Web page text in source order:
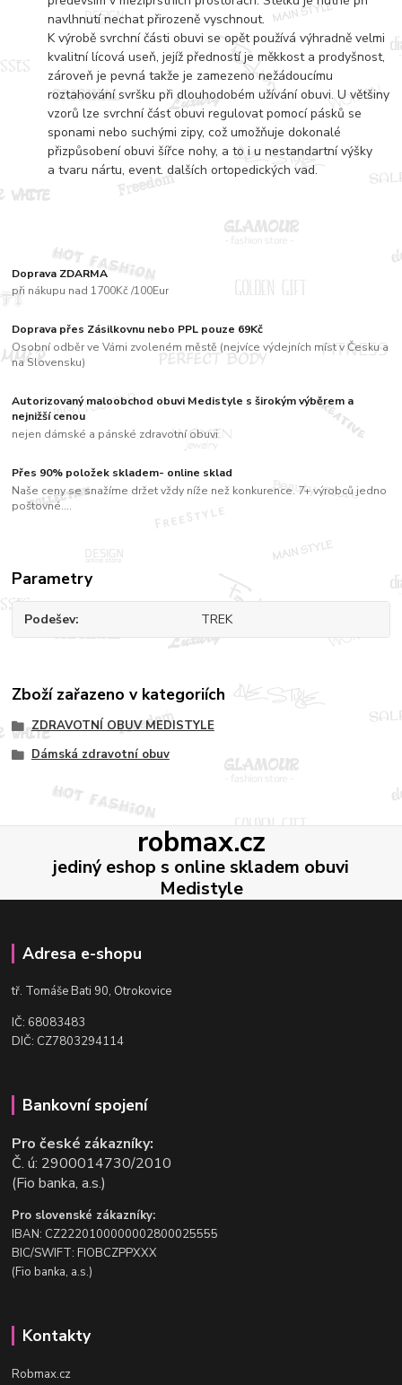
Doprava ZDARMA
při nákupu nad 1700Kč /100Eur
Doprava přes Zásilkovnu nebo PPL pouze 69Kč
Osobní odběr ve Vámi zvoleném městě (nejvíce výdejních míst v Česku a
na Slovensku)
Autorizovaný maloobchod obuvi Medistyle s širokým výběrem a
nejnižší cenou
nejen dámské a pánské zdravotní obuvi
Přes 90% položek skladem- online sklad
Naše ceny se snažíme držet vždy níže než konkurence. 7+ výrobců jedno
poštovné....
navlhnutí nechat přirozeně vyschnout.
K výrobě svrchní části obuvi se opět používá výhradně velmi
kvalitní lícová useň, jejíž předností je měkkost a prodyšnost,
zároveň je pevná takže je zamezeno nežádoucímu
roztahování svršku při dlouhodobém užívání obuvi. U většiny
vzorů lze svrchní část obuvi regulovat pomocí pásků se
sponami nebo suchými zipy, což umožňuje dokonalé
přizpůsobení obuvi šířce nohy, a to i u nestandartní výšky
a tvaru nártu, event. dalších ortopedických vad.
Parametry
Podešev TREK
Zboží zařazeno v kategoriích
ZDRAVOTNÍ OBUV MEDISTYLE
Dámská zdravotní obuv
robmax.cz
jediný eshop s online skladem obuvi
Medistyle
Adresa e-shopu
tř. Tomáše Bati 90, Otrokovice
IČ: 68083483
DIČ: CZ7803294114
Bankovní spojení
Pro české zákazníky:
Č. ú: 2900014730/2010
(Fio banka, a.s.)
Pro slovenské zákazníky:
IBAN: CZ2220100000002800025555
BIC/SWIFT: FIOBCZPPXXX
(Fio banka, a.s.)
Kontakty
Robmax.cz